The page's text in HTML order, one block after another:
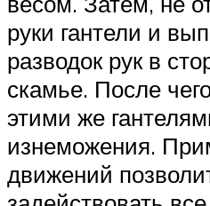
руки гантели и
разводок рук в
скамье. После
этими же
изнеможения.
движений